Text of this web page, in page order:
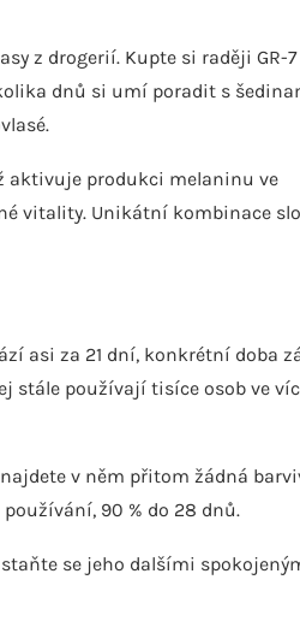
z drogerií. Kupte si raději GR-7
dnů si umí poradit s
aktivuje produkci melaninu ve
vitality. Unikátní kombinace
asi za 21 dní, konkrétní doba
stále používají tisíce osob ve
v něm přitom žádná
90 % do 28 dnů.
se jeho dalšími